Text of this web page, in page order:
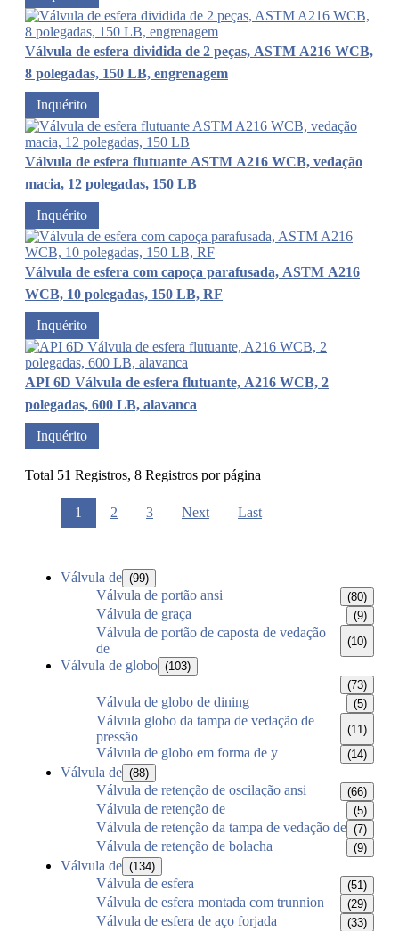
Válvula de esfera dividida de 2 peças, ASTM A216 WCB,
8 polegadas, 150 LB, engrenagem
Inquérito
Válvula de esfera flutuante ASTM A216 WCB, vedação
macia, 12 polegadas, 150 LB
Inquérito
Válvula de esfera com capoça parafusada, ASTM A216
WCB, 10 polegadas, 150 LB, RF
Inquérito
API 6D Válvula de esfera flutuante, A216 WCB, 2
polegadas, 600 LB, alavanca
Inquérito
Total 51 Registros, 8 Registros por página
1 2 3 Next Last
Válvula de (99)
Válvula de portão ansi (80)
Válvula de graça (9)
Válvula de portão de caposta de vedação
de
(10)
Válvula de globo (103)
(73)
Válvula de globo de dining (5)
Válvula globo da tampa de vedação de
pressão
(11)
Válvula de globo em forma de y (14)
Válvula de (88)
Válvula de retenção de oscilação ansi (66)
Válvula de retenção de (5)
Válvula de retenção da tampa de vedação de (7)
Válvula de retenção de bolacha (9)
Válvula de (134)
Válvula de esfera (51)
Válvula de esfera montada com trunnion (29)
Válvula de esfera de aço forjada (33)